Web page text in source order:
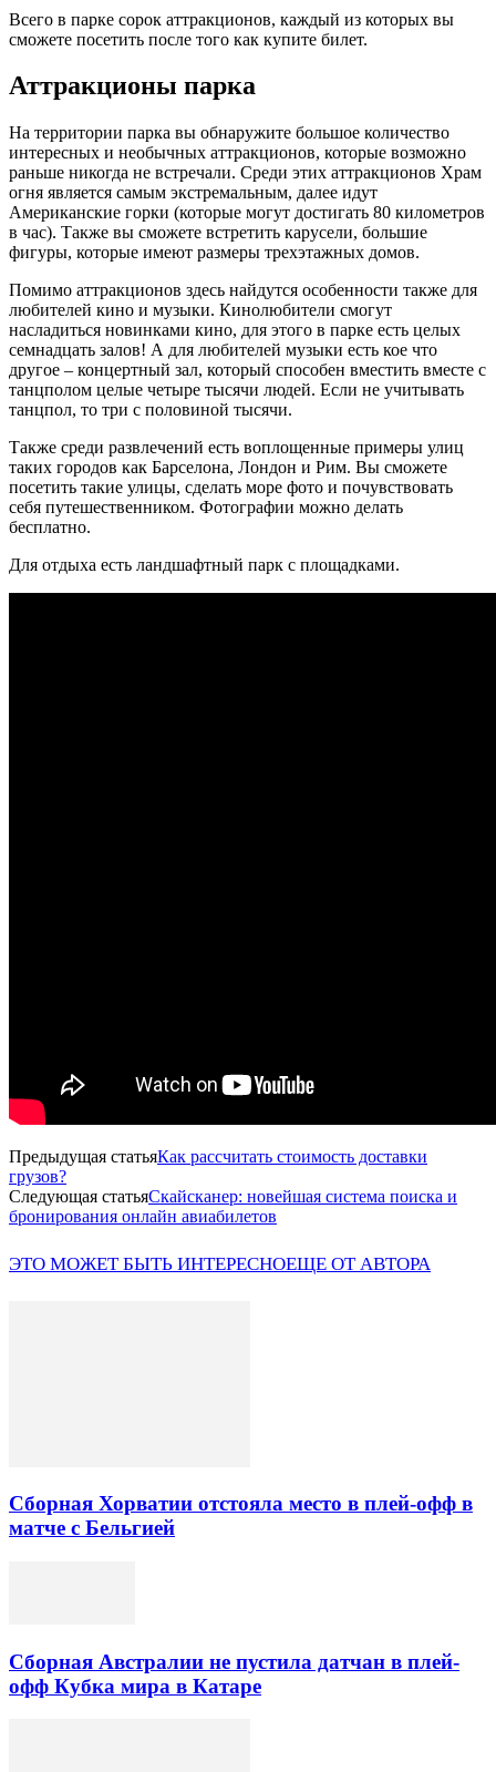
Всего в парке сорок аттракционов, каждый из которых вы
сможете посетить после того как купите билет.
Аттракционы парка
На территории парка вы обнаружите большое количество
интересных и необычных аттракционов, которые возможно
раньше никогда не встречали. Среди этих аттракционов Храм
огня является самым экстремальным, далее идут
Американские горки (которые могут достигать 80 километров
в час). Также вы сможете встретить карусели, большие
фигуры, которые имеют размеры трехэтажных домов.
Помимо аттракционов здесь найдутся особенности также для
любителей кино и музыки. Кинолюбители смогут
насладиться новинками кино, для этого в парке есть целых
семнадцать залов! А для любителей музыки есть кое что
другое – концертный зал, который способен вместить вместе с
танцполом целые четыре тысячи людей. Если не учитывать
танцпол, то три с половиной тысячи.
Также среди развлечений есть воплощенные примеры улиц
таких городов как Барселона, Лондон и Рим. Вы сможете
посетить такие улицы, сделать море фото и почувствовать
себя путешественником. Фотографии можно делать
бесплатно.
Для отдыха есть ландшафтный парк с площадками.
Предыдущая статьяКак рассчитать стоимость доставки
грузов?
Следующая статьяСкайсканер: новейшая система поиска и
бронирования онлайн авиабилетов
ЭТО МОЖЕТ БЫТЬ ИНТЕРЕСНОЕЩЕ ОТ АВТОРА
Сборная Хорватии отстояла место в плей-офф в
матче с Бельгией
Сборная Австралии не пустила датчан в плей-
офф Кубка мира в Катаре